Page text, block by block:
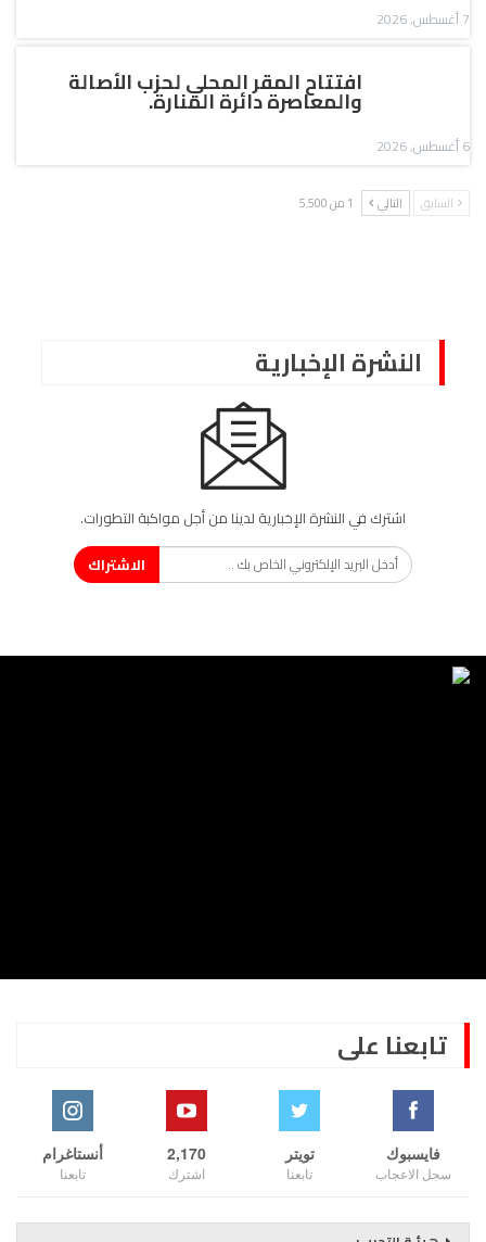
7 أغسطس, 2026
افتتاح المقر المحلي لحزب الأصالة
والمعاصرة دائرة المنارة.
6 أغسطس, 2026
السابق التالي 1 من 5٬500
النشرة الإخبارية
اشترك في النشرة الإخبارية لدينا من أجل مواكبة التطورات.
الاشتراك
تابعنا على
فايسبوك
سجل الاعجاب
تويتر
تابعنا
2,170
اشترك
أنستاغرام
تابعنا